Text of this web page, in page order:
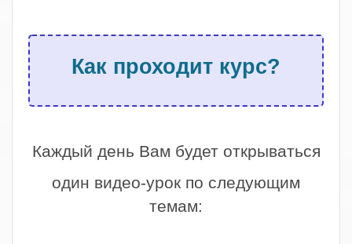
Как проходит курс?
Каждый день Вам будет открываться
один видео-урок по следующим
темам: